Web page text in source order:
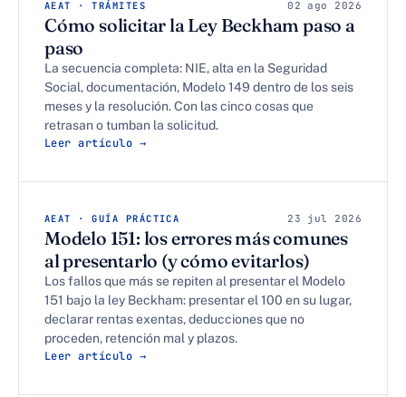
AEAT · TRÁMITES 02 ago 2026
Cómo solicitar la Ley Beckham paso a
paso
La secuencia completa: NIE, alta en la Seguridad
Social, documentación, Modelo 149 dentro de los seis
meses y la resolución. Con las cinco cosas que
retrasan o tumban la solicitud.
Leer artículo →
AEAT · GUÍA PRÁCTICA 23 jul 2026
Modelo 151: los errores más comunes
al presentarlo (y cómo evitarlos)
Los fallos que más se repiten al presentar el Modelo
151 bajo la ley Beckham: presentar el 100 en su lugar,
declarar rentas exentas, deducciones que no
proceden, retención mal y plazos.
Leer artículo →